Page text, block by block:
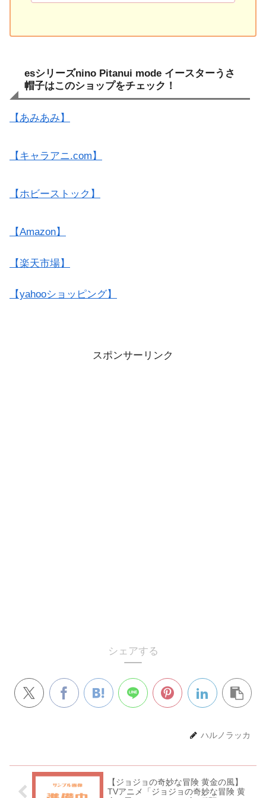
esシリーズnino Pitanui mode イースターうさ
帽子はこのショップをチェック！
【あみあみ】
【キャラアニ.com】
【ホビーストック】
【Amazon】
【楽天市場】
【yahooショッピング】
スポンサーリンク
シェアする
ハルノラッカ
【ジョジョの奇妙な冒険 黄金の風】
TVアニメ「ジョジョの奇妙な冒険 黄